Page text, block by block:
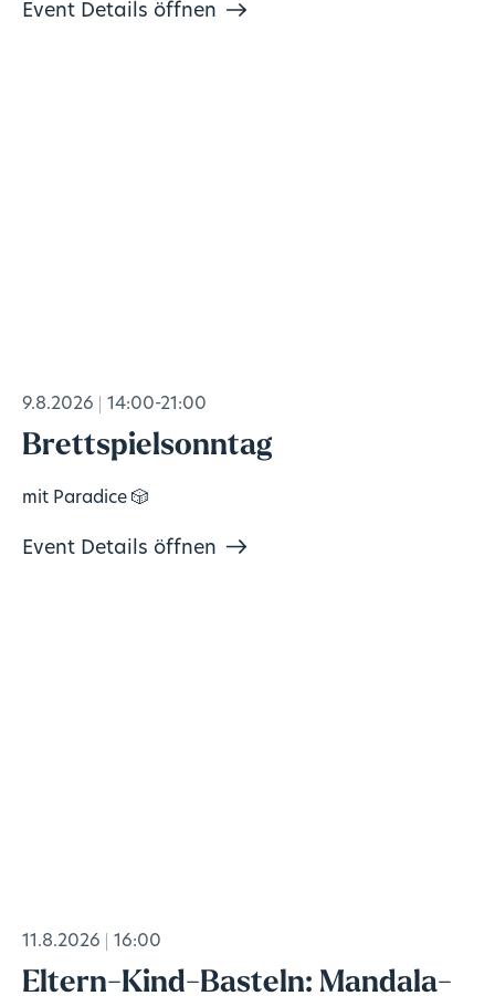
Event Details öffnen
9.8.2026 14:00-21:00
Brettspielsonntag
mit Paradice 🎲
Event Details öffnen
11.8.2026 16:00
Eltern-Kind-Basteln: Mandala-